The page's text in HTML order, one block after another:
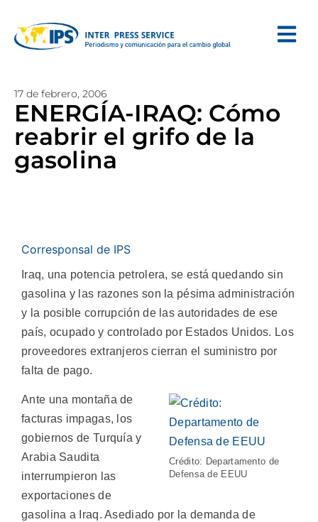
17 de febrero, 2006
ENERGÍA-IRAQ: Cómo
reabrir el grifo de la
gasolina
Corresponsal de IPS
Iraq, una potencia petrolera, se está quedando sin
gasolina y las razones son la pésima administración
y la posible corrupción de las autoridades de ese
país, ocupado y controlado por Estados Unidos. Los
proveedores extranjeros cierran el suministro por
falta de pago.
Crédito: Departamento de
Defensa de EEUU
Ante una montaña de
facturas impagas, los
gobiernos de Turquía y
Arabia Saudita
interrumpieron las
exportaciones de
gasolina a Iraq. Asediado por la demanda de